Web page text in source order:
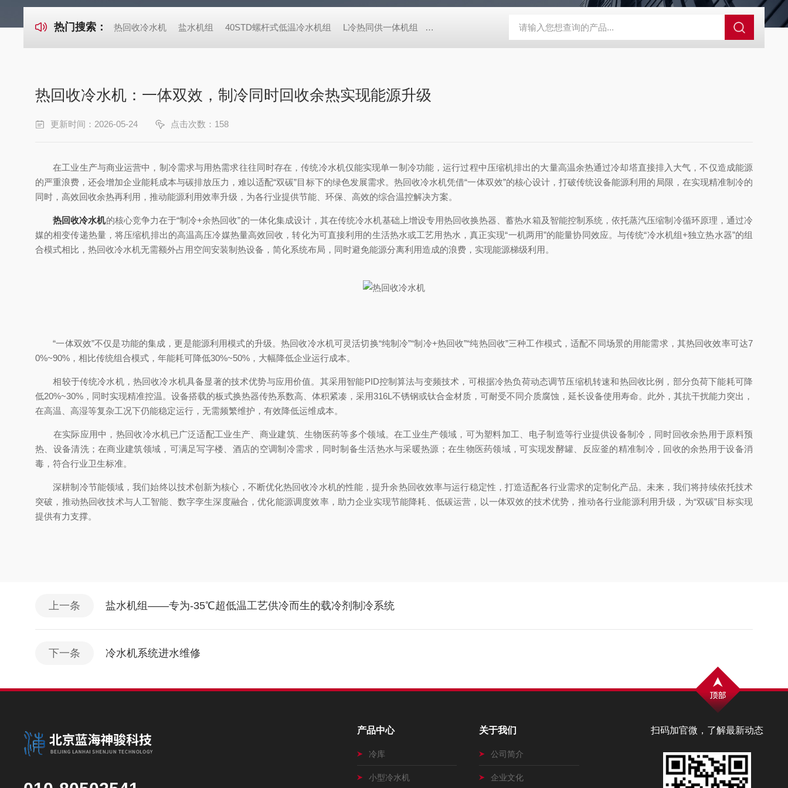
热门搜索： 热回收冷水机 盐水机组 40STD螺杆式低温冷水机组 L冷热同供一体机组 恒温冷却水循环器 油冷机 高精度恒温冷水机 超低温空气源热泵 LH
热回收冷水机：一体双效，制冷同时回收余热实现能源升级
更新时间：2026-05-24 点击次数：158
在工业生产与商业运营中，制冷需求与用热需求往往同时存在，传统冷水机仅能实现单一制冷功能，运行过程中压缩机排出的大量高温余热通过冷却塔直接排入大气，不仅造成能源
的严重浪费，还会增加企业能耗成本与碳排放压力，难以适配“双碳”目标下的绿色发展需求。热回收冷水机凭借“一体双效”的核心设计，打破传统设备能源利用的局限，在实现精准制冷的
同时，高效回收余热再利用，推动能源利用效率升级，为各行业提供节能、环保、高效的综合温控解决方案。
热回收冷水机的核心竞争力在于“制冷+余热回收”的一体化集成设计，其在传统冷水机基础上增设专用热回收换热器、蓄热水箱及智能控制系统，依托蒸汽压缩制冷循环原理，通过冷
媒的相变传递热量，将压缩机排出的高温高压冷媒热量高效回收，转化为可直接利用的生活热水或工艺用热水，真正实现“一机两用”的能量协同效应。与传统“冷水机组+独立热水器”的组
合模式相比，热回收冷水机无需额外占用空间安装制热设备，简化系统布局，同时避免能源分离利用造成的浪费，实现能源梯级利用。
“一体双效”不仅是功能的集成，更是能源利用模式的升级。热回收冷水机可灵活切换“纯制冷”“制冷+热回收”“纯热回收”三种工作模式，适配不同场景的用能需求，其热回收效率可达7
0%~90%，相比传统组合模式，年能耗可降低30%~50%，大幅降低企业运行成本。
相较于传统冷水机，热回收冷水机具备显著的技术优势与应用价值。其采用智能PID控制算法与变频技术，可根据冷热负荷动态调节压缩机转速和热回收比例，部分负荷下能耗可降
低20%~30%，同时实现精准控温。设备搭载的板式换热器传热系数高、体积紧凑，采用316L不锈钢或钛合金材质，可耐受不同介质腐蚀，延长设备使用寿命。此外，其抗干扰能力突出，
在高温、高湿等复杂工况下仍能稳定运行，无需频繁维护，有效降低运维成本。
在实际应用中，热回收冷水机已广泛适配工业生产、商业建筑、生物医药等多个领域。在工业生产领域，可为塑料加工、电子制造等行业提供设备制冷，同时回收余热用于原料预
热、设备清洗；在商业建筑领域，可满足写字楼、酒店的空调制冷需求，同时制备生活热水与采暖热源；在生物医药领域，可实现发酵罐、反应釜的精准制冷，回收的余热用于设备消
毒，符合行业卫生标准。
深耕制冷节能领域，我们始终以技术创新为核心，不断优化热回收冷水机的性能，提升余热回收效率与运行稳定性，打造适配各行业需求的定制化产品。未来，我们将持续依托技术
突破，推动热回收技术与人工智能、数字孪生深度融合，优化能源调度效率，助力企业实现节能降耗、低碳运营，以一体双效的技术优势，推动各行业能源利用升级，为“双碳”目标实现
提供有力支撑。
上一条 盐水机组——专为-35℃超低温工艺供冷而生的载冷剂制冷系统
下一条 冷水机系统进水维修
扫码加官微，了解最新动态
产品中心
冷库
小型冷水机
关于我们
公司简介
企业文化